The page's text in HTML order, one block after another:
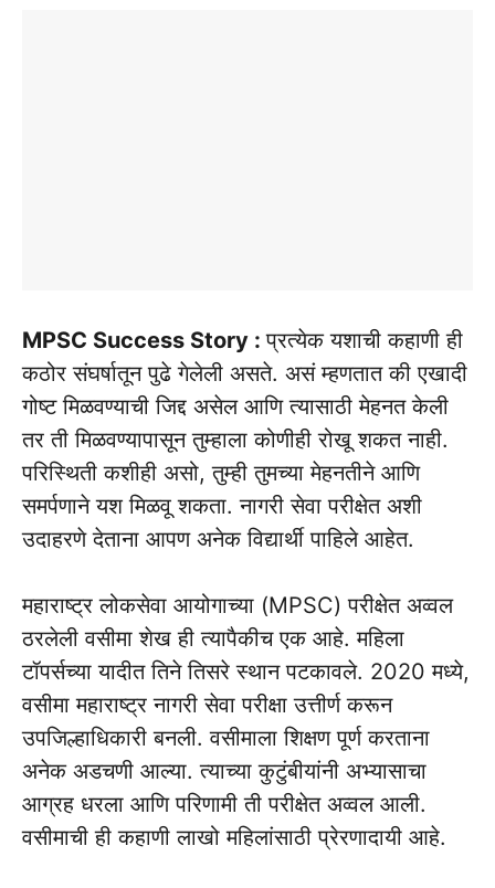
MPSC Success Story :प्रत्येक यशाची कहाणी ही
कठोर संघर्षातून पुढे गेलेली असते. असं म्हणतात की एखादी
गोष्ट मिळवण्याची जिद्द असेल आणि त्यासाठी मेहनत केली
तर ती मिळवण्यापासून तुम्हाला कोणीही रोखू शकत नाही.
परिस्थिती कशीही असो, तुम्ही तुमच्या मेहनतीने आणि
समर्पणाने यश मिळवू शकता. नागरी सेवा परीक्षेत अशी
उदाहरणे देताना आपण अनेक विद्यार्थी पाहिले आहेत.
महाराष्ट्र लोकसेवा आयोगाच्या (MPSC) परीक्षेत अव्वल
ठरलेली वसीमा शेख ही त्यापैकीच एक आहे. महिला
टॉपर्सच्या यादीत तिने तिसरे स्थान पटकावले. 2020 मध्ये,
वसीमा महाराष्ट्र नागरी सेवा परीक्षा उत्तीर्ण करून
उपजिल्हाधिकारी बनली. वसीमाला शिक्षण पूर्ण करताना
अनेक अडचणी आल्या. त्याच्या कुटुंबीयांनी अभ्यासाचा
आग्रह धरला आणि परिणामी ती परीक्षेत अव्वल आली.
वसीमाची ही कहाणी लाखो महिलांसाठी प्रेरणादायी आहे.